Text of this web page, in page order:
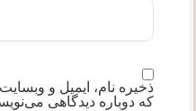
ذخیره نام، ایمیل و
که دوباره دیدگاهی